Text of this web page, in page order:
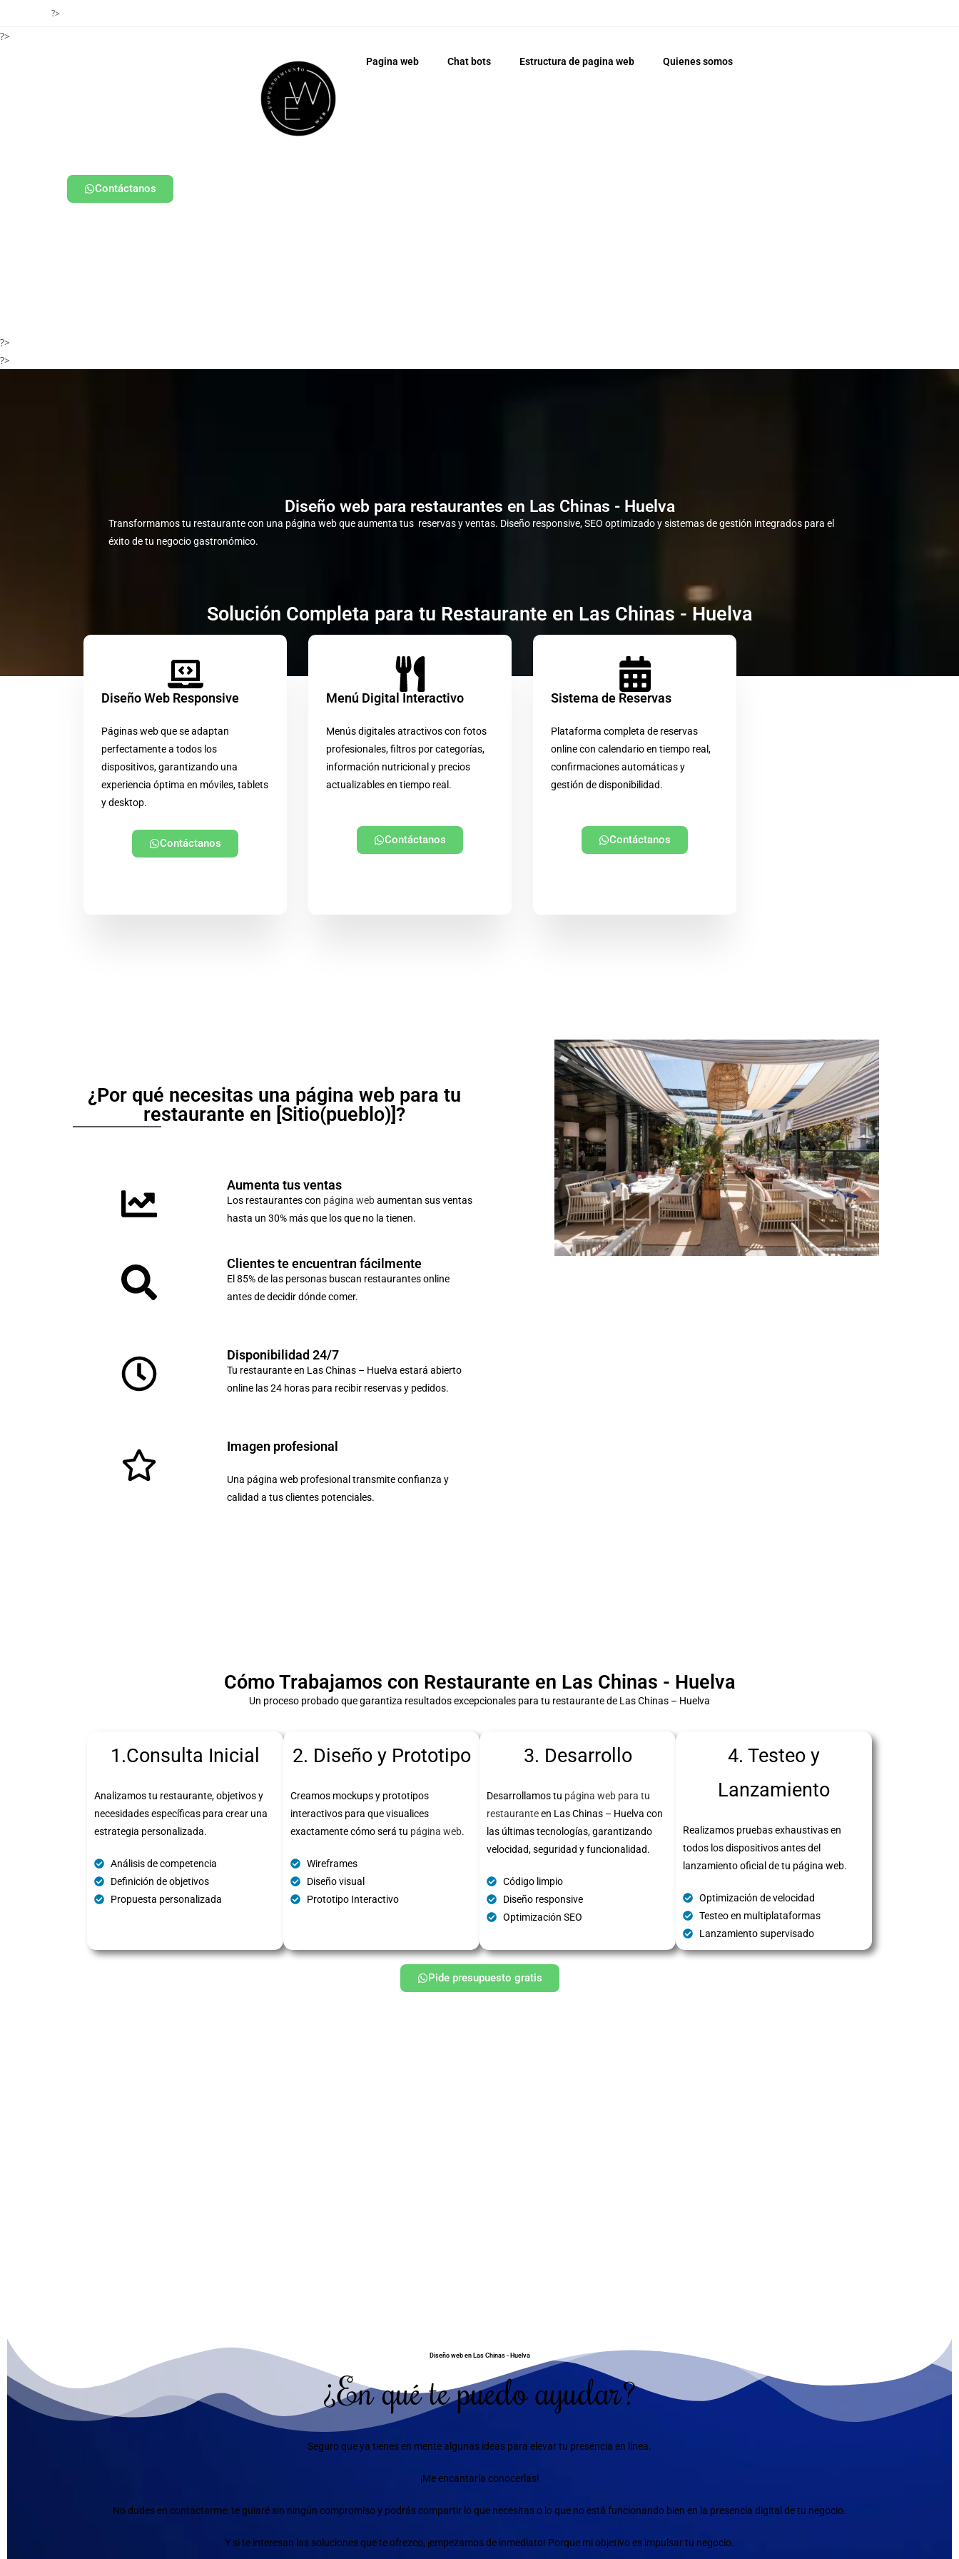
?>
?>
Contáctanos
Pagina web Chat bots Estructura de pagina web Quienes somos
?>
?>
Diseño web para restaurantes en Las Chinas - Huelva
Transformamos tu restaurante con una página web que aumenta tus reservas y ventas. Diseño responsive, SEO optimizado y sistemas de gestión integrados para el
éxito de tu negocio gastronómico.
Solución Completa para tu Restaurante en Las Chinas - Huelva
Diseño Web Responsive
Páginas web que se adaptan
perfectamente a todos los
dispositivos, garantizando una
experiencia óptima en móviles, tablets
y desktop.
Contáctanos
Menú Digital Interactivo
Menús digitales atractivos con fotos
profesionales, filtros por categorías,
información nutricional y precios
actualizables en tiempo real.
Contáctanos
Sistema de Reservas
Plataforma completa de reservas
online con calendario en tiempo real,
confirmaciones automáticas y
gestión de disponibilidad.
Contáctanos
¿Por qué necesitas una página web para tu
restaurante en [Sitio(pueblo)]?
Aumenta tus ventas
Los restaurantes con página webaumentan sus ventas
hasta un 30% más que los que no la tienen.
Clientes te encuentran fácilmente
El 85% de las personas buscan restaurantes online
antes de decidir dónde comer.
Disponibilidad 24/7
Tu restaurante en Las Chinas – Huelva estará abierto
online las 24 horas para recibir reservas y pedidos.
Imagen profesional
Una página web profesional transmite confianza y
calidad a tus clientes potenciales.
Cómo Trabajamos con Restaurante en Las Chinas - Huelva
Un proceso probado que garantiza resultados excepcionales para tu restaurante de Las Chinas – Huelva
1.Consulta Inicial
Analizamos tu restaurante, objetivos y
necesidades específicas para crear una
estrategia personalizada.
Análisis de competencia
Definición de objetivos
Propuesta personalizada
2. Diseño y Prototipo
Creamos mockups y prototipos
interactivos para que visualices
exactamente cómo será tu página web.
Wireframes
Diseño visual
Prototipo Interactivo
3. Desarrollo
Desarrollamos tu página web para tu
restauranteen Las Chinas – Huelva con
las últimas tecnologías, garantizando
velocidad, seguridad y funcionalidad.
Código limpio
Diseño responsive
Optimización SEO
4. Testeo y
Lanzamiento
Realizamos pruebas exhaustivas en
todos los dispositivos antes del
lanzamiento oficial de tu página web.
Optimización de velocidad
Testeo en multiplataformas
Lanzamiento supervisado
Pide presupuesto gratis
Diseño web en Las Chinas - Huelva
¿En qué te puedo ayudar?
Seguro que ya tienes en mente algunas ideas para elevar tu presencia en línea.
¡Me encantaría conocerlas!
No dudes en contactarme; te guiaré sin ningún compromiso y podrás compartir lo que necesitas o lo que no está funcionando bien en la presencia digital de tu negocio.
Y si te interesan las soluciones que te ofrezco, ¡empezamos de inmediato! Porque mi objetivo es impulsar tu negocio.